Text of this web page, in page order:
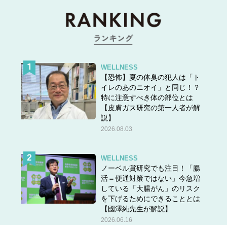
もう一つ、さよならしてもOKな冬ワンピース。それが肩
などの一部にシースルー素材が使われた冬ワンピース。冬
のワンピースは素材が厚く重ためなので、部分的に軽やか
さを感じるシースルーデザインが加わると重たい印象がな
くなるので、とても人気のデザインでした。また、なんと
で、当時はデート服としてもウケの良いアイテムだったの
です。
もちろん、今現在もこうした異素材MIXデザインのワンピ
ースはありますが、肩の肌見せデザインではなくパフスリ
WELLNESS
【恐怖】夏の体臭の犯人は「ト
イレのあのニオイ」と同じ！？
特に注意すべき体の部位とは
【皮膚ガス研究の第一人者が解
説】
2026.08.03
WELLNESS
ノーベル賞研究でも注目！「腸
活＝便通対策ではない」今急増
している「大腸がん」のリスク
を下げるためにできることとは
【國澤純先生が解説】
2026.06.16